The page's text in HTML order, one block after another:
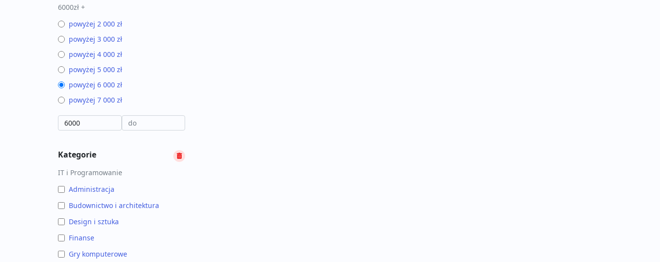
6000zł +
powyżej 2 000 zł
powyżej 3 000 zł
powyżej 4 000 zł
powyżej 5 000 zł
powyżej 6 000 zł
powyżej 7 000 zł
Kategorie
IT i Programowanie
Administracja
Budownictwo i architektura
Design i sztuka
Finanse
Gry komputerowe